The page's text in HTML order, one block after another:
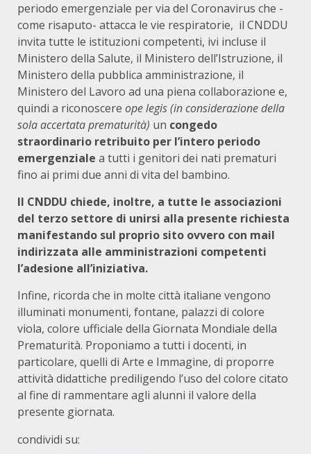
periodo emergenziale per via del Coronavirus che -
come risaputo- attacca le vie respiratorie, il CNDDU
invita tutte le istituzioni competenti, ivi incluse il
Ministero della Salute, il Ministero dell’Istruzione, il
Ministero della pubblica amministrazione, il
Ministero del Lavoro ad una piena collaborazione e,
quindi a riconoscere ope legis (in considerazione della
sola accertata prematurità) un congedo
straordinario retribuito per l’intero periodo
emergenziale a tutti i genitori dei nati prematuri
fino ai primi due anni di vita del bambino.
Il CNDDU chiede, inoltre, a tutte le associazioni
del terzo settore di unirsi alla presente richiesta
manifestando sul proprio sito ovvero con mail
indirizzata alle amministrazioni competenti
l’adesione all’iniziativa.
Infine, ricorda che in molte città italiane vengono
illuminati monumenti, fontane, palazzi di colore
viola, colore ufficiale della Giornata Mondiale della
Prematurità. Proponiamo a tutti i docenti, in
particolare, quelli di Arte e Immagine, di proporre
attività didattiche prediligendo l’uso del colore citato
al fine di rammentare agli alunni il valore della
presente giornata.
condividi su: